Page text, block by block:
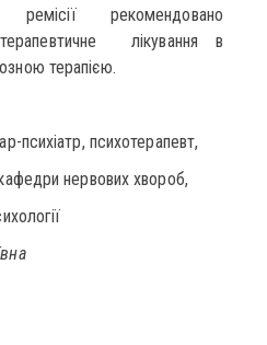
ремісії рекомендовано
лікування в
терапією.
психіатр, психотерапевт,
нервових хвороб,